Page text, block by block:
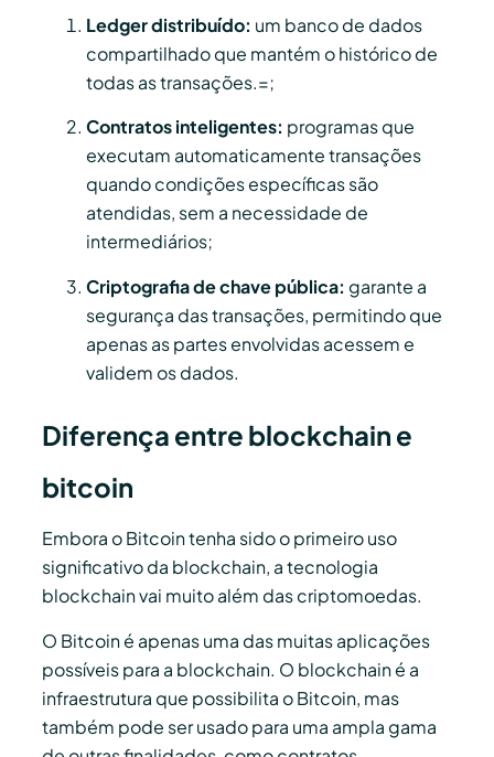
Ledger distribuído: um banco de dados
compartilhado que mantém o histórico de
todas as transações.=;
Contratos inteligentes: programas que
executam automaticamente transações
quando condições específicas são
atendidas, sem a necessidade de
intermediários;
Criptografia de chave pública: garante a
segurança das transações, permitindo que
apenas as partes envolvidas acessem e
validem os dados.
Diferença entre blockchain e
bitcoin
Embora o Bitcoin tenha sido o primeiro uso
significativo da blockchain, a tecnologia
blockchain vai muito além das criptomoedas.
O Bitcoin é apenas uma das muitas aplicações
possíveis para a blockchain. O blockchain é a
infraestrutura que possibilita o Bitcoin, mas
também pode ser usado para uma ampla gama